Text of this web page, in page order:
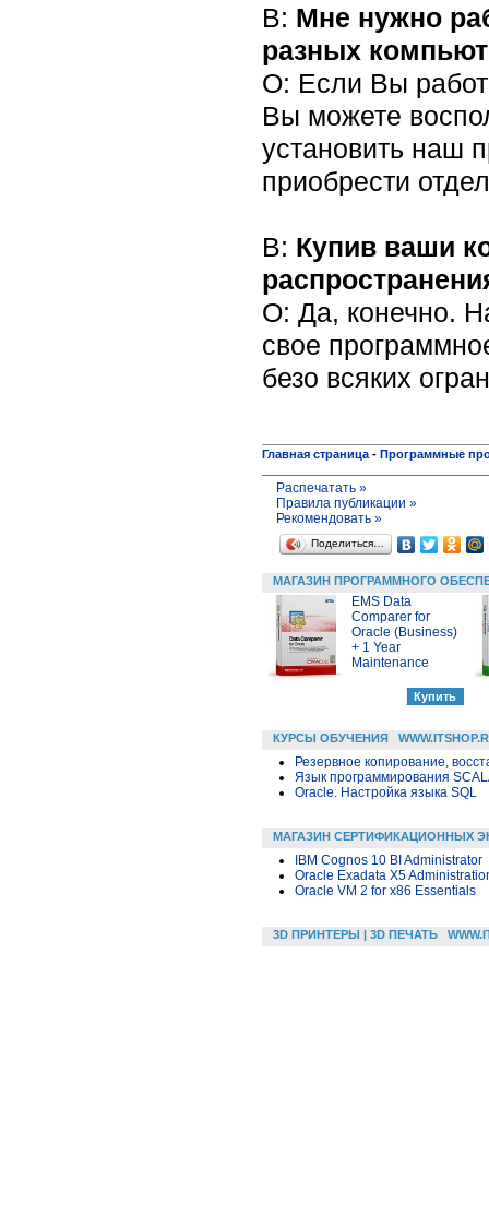
В: Мне нужно
разных
О: Если Вы
Вы можете
установить наш
приобрести
В: Купив ваши
О: Да, конечно.
свое
безо всяких
Главная страница - Программные
Распечатать »
Правила публикации »
Рекомендовать »
Поделиться…
МАГАЗИН ПРОГРАММНОГО
EMS Data
Comparer for
Oracle (Business)
+ 1 Year
Maintenance
КУРСЫ ОБУЧЕНИЯ
Резервное копирование,
Язык программирования
Oracle. Настройка языка SQL
МАГАЗИН СЕРТИФИКАЦИОННЫХ
IBM Cognos 10 BI Administrator
Oracle Exadata X5
Oracle VM 2 for x86 Essentials
3D ПРИНТЕРЫ | 3D ПЕЧАТЬ